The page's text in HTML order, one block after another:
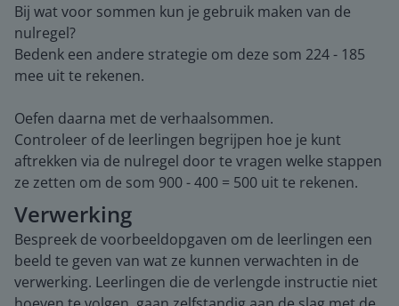
Bij wat voor sommen kun je gebruik maken van de
nulregel?
Bedenk een andere strategie om deze som 224 - 185
mee uit te rekenen.
Oefen daarna met de verhaalsommen.
Controleer of de leerlingen begrijpen hoe je kunt
aftrekken via de nulregel door te vragen welke stappen
ze zetten om de som 900 - 400 = 500 uit te rekenen.
Verwerking
Bespreek de voorbeeldopgaven om de leerlingen een
beeld te geven van wat ze kunnen verwachten in de
verwerking. Leerlingen die de verlengde instructie niet